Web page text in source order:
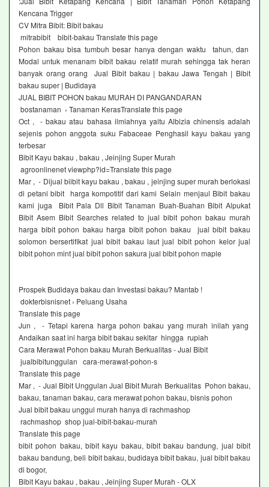
Kencana Trigger
CV Mitra Bibit: Bibit bakau
mitrabibit bibit-bakau Translate this page
Pohon bakau bisa tumbuh besar hanya dengan waktu tahun, dan
Modal untuk menanam bibit bakau relatif murah sehingga tak heran
banyak orang orang Jual Bibit bakau | bakau Jawa Tengah | Bibit
bakau super | Budidaya
JUAL BIBIT POHON bakau MURAH DI PANGANDARAN
bostanaman › Tanaman KerasTranslate this page
Oct , - bakau atau bahasa ilmiahnya yaitu Albizia chinensis adalah
sejenis pohon anggota suku Fabaceae Penghasil kayu bakau yang
terbesar
Bibit Kayu bakau , bakau , Jeinjing Super Murah
agroonlinenet viewphp?id=Translate this page
Mar , - Dijual biibit kayu bakau , bakau , jeinjing super murah berlokasi
di petani bibit harga kompotitif dari kami Selain menjaul Bibit bakau
kami juga Bibit Pala Dll Bibit Tanaman Buah-Buahan Bibit Alpukat
Bibit Asem Bibit Searches related to jual bibit pohon bakau murah
harga bibit pohon bakau harga bibit pohon bakau jual bibit bakau
solomon bersertifikat jual bibit bakau laut jual bibit pohon kelor jual
bibit pohon mint jual bibit pohon sakura jual bibit pohon maple
Prospek Budidaya bakau dan Investasi bakau? Mantab !
dokterbisnisnet › Peluang Usaha
Translate this page
Jun , - Tetapi karena harga pohon bakau yang murah inilah yang
Andaikan saat ini harga bibit bakau sekitar hingga rupiah
Cara Merawat Pohon bakau Murah Berkualitas - Jual Bibit
jualbibitunggulan cara-merawat-pohon-s
Translate this page
Mar , - Jual Bibit Unggulan Jual Bibit Murah Berkualitas Pohon bakau,
bakau, tanaman bakau, cara merawat pohon bakau, bisnis pohon
Jual bibit bakau unggul murah hanya di rachmashop
rachmashop shop jual-bibit-bakau-murah
Translate this page
bibit pohon bakau, bibit kayu bakau, bibit bakau bandung, jual bibit
bakau bandung, beli bibit bakau, budidaya bibit bakau, jual bibit bakau
di bogor,
Bibit Kayu bakau , bakau , Jeinjing Super Murah - OLX